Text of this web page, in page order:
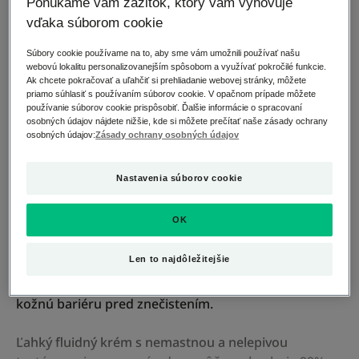
Pokožka so sklonom k akné
Účinok
Proti nedokonalostiam - Obmedzuje vznik škvŕn -
Proti starnutiu
ako aj na prvé známky starnutia dospelých. Dermo-
kozmetická starostlivosť s BIO certifikáciou účinne
stopy po akné a vyrovnáva štruktúru pleti. Produkt
kožnú bariéru pred znečistením.
Ľahký fluidný krém s nemastnou a nelepivou
vďaka súborom cookie
Súbory cookie používame na to, aby sme vám umožnili používať našu
webovú lokalitu personalizovanejším spôsobom a využívať pokročilé funkcie.
Ak chcete pokračovať a uľahčiť si prehliadanie webovej stránky, môžete
priamo súhlasiť s používaním súborov cookie. V opačnom prípade môžete
používanie súborov cookie prispôsobiť. Ďalšie informácie o spracovaní
osobných údajov nájdete nižšie, kde si môžete prečítať naše zásady ochrany
osobných údajov:Zásady ochrany osobných údajov
Nastavenia súborov cookie
Len to najdôležitejšie
OK